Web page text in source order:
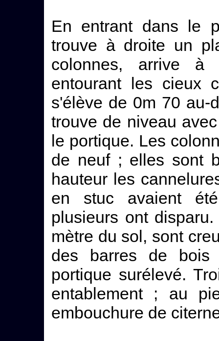
En entrant dans le
trouve à droite un
colonnes, arrive à
entourant les cieux
s'élève de 0m 70 au-
trouve de niveau
le portique. Les
de neuf ; elles sont
hauteur les
en stuc avaient
plusieurs ont
mètre du sol, sont
des barres de bois
portique surélevé.
entablement ; au
embouchure de